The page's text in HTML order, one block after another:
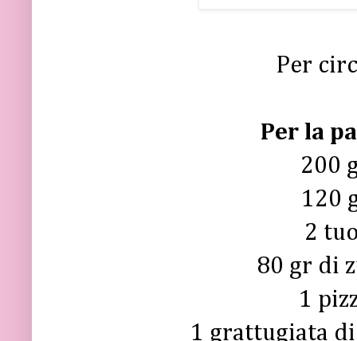
Per
Per la
200
120
2
80 gr di
1
1 grattugiata